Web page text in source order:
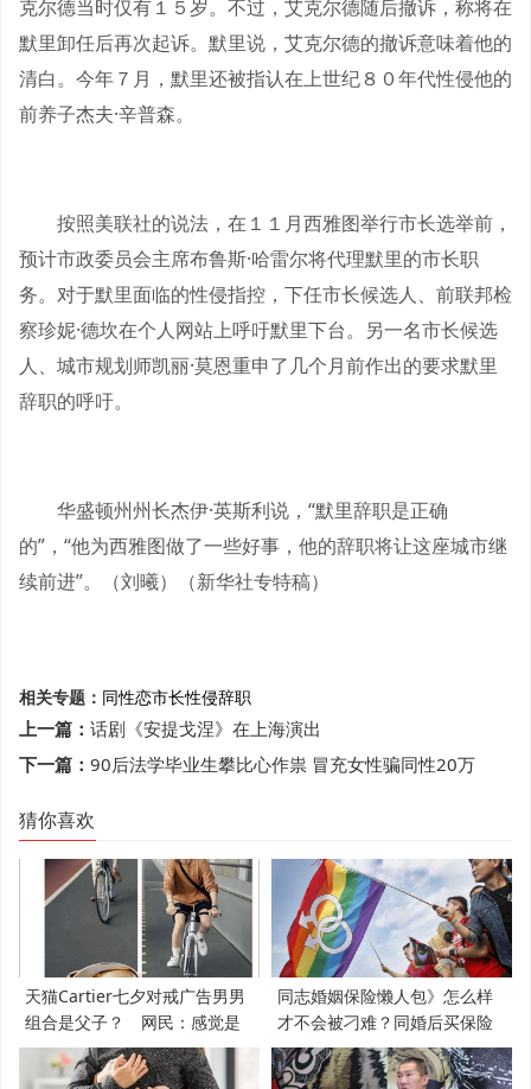
克尔德当时仅有１５岁。不过，艾克尔德随后撤诉，称将在
默里卸任后再次起诉。默里说，艾克尔德的撤诉意味着他的
清白。今年７月，默里还被指认在上世纪８０年代性侵他的
前养子杰夫·辛普森。
按照美联社的说法，在１１月西雅图举行市长选举前，
预计市政委员会主席布鲁斯·哈雷尔将代理默里的市长职
务。对于默里面临的性侵指控，下任市长候选人、前联邦检
察珍妮·德坎在个人网站上呼吁默里下台。另一名市长候选
人、城市规划师凯丽·莫恩重申了几个月前作出的要求默里
辞职的呼吁。
华盛顿州州长杰伊·英斯利说，“默里辞职是正确
的”，“他为西雅图做了一些好事，他的辞职将让这座城市继
续前进”。（刘曦）（新华社专特稿）
相关专题： 同性恋市长性侵辞职
上一篇： 话剧《安提戈涅》在上海演出
下一篇： 90后法学毕业生攀比心作祟 冒充女性骗同性20万
猜你喜欢
天猫Cartier七夕对戒广告男男
组合是父子？ 网民：感觉是
支持LGBT
同志婚姻保险懒人包》怎么样
才不会被刁难？同婚后买保险
必知5件事